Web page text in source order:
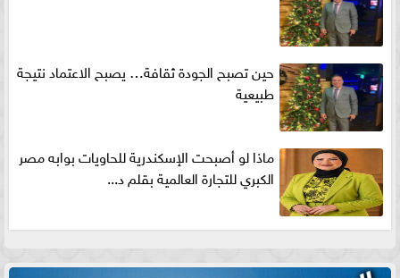
حين تصبح الجودة ثقافة… يصبح الاعتماد نتيجة
طبيعية
ماذا لو أصبحت الإسكندرية للحاويات بوابه مصر
الكبري للتجارة العالمية بقلم د...